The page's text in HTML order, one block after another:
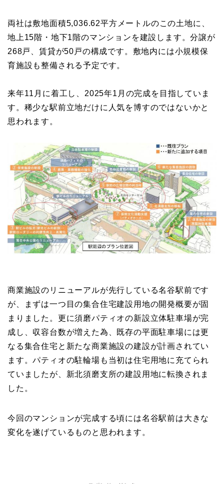
両社は敷地面積5,036.62平方メートルのこの土地に、
地上15階・地下1階のマンションを建設します。分譲が
268戸、賃貸が50戸の構成です。敷地内には小規模保
育施設も整備される予定です。
来年11月に着工し、2025年1月の完成を目指していま
す。稀少な駅前立地だけに人気を博すのではないかと
思われます。
商業施設のリニューアルが先行している名谷駅前です
が、まずは一つ目の集合住宅建設用地の開発概要が固
まりました。更に須磨パティオの新設立体駐車場が完
成し、収容台数が増えた為、既存の平面駐車場には更
なる集合住宅と新たな商業施設の建設が計画されてい
ます。パティオの駐輪場も当初は住宅用地に充てられ
ていましたが、新北須磨支所の建設用地に転換されま
した。
今回のマンションが完成する頃には名谷駅前は大きな
変化を遂げているものと思われます。